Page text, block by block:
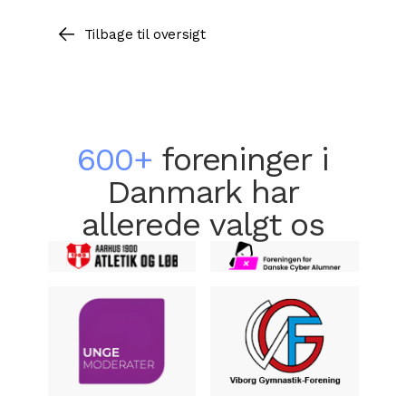
Tilbage til oversigt
600+ foreninger i
Danmark har
allerede valgt os